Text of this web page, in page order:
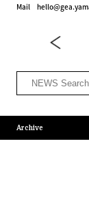
Mail
Archive